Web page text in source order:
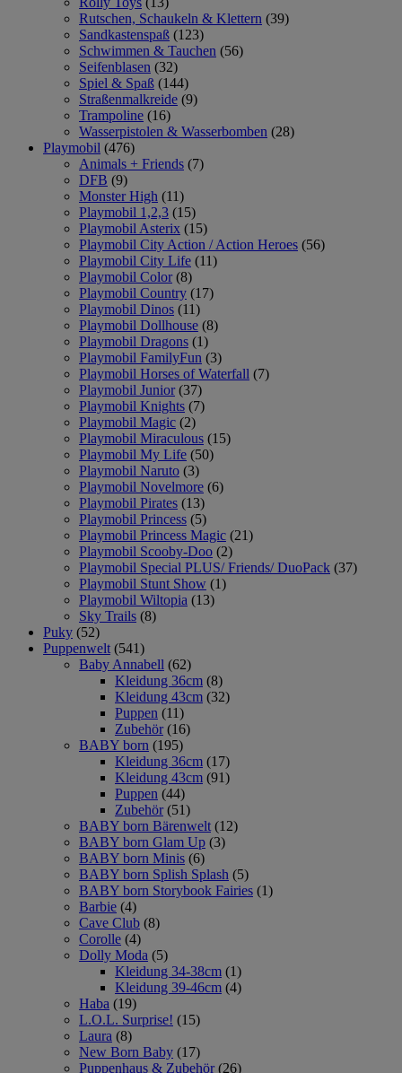
Rutschen, Schaukeln & Klettern (39)
Sandkastenspaß (123)
Schwimmen & Tauchen (56)
Seifenblasen (32)
Spiel & Spaß (144)
Straßenmalkreide (9)
Trampoline (16)
Wasserpistolen & Wasserbomben (28)
Playmobil (476)
Animals + Friends (7)
DFB (9)
Monster High (11)
Playmobil 1,2,3 (15)
Playmobil Asterix (15)
Playmobil City Action / Action Heroes (56)
Playmobil City Life (11)
Playmobil Color (8)
Playmobil Country (17)
Playmobil Dinos (11)
Playmobil Dollhouse (8)
Playmobil Dragons (1)
Playmobil FamilyFun (3)
Playmobil Horses of Waterfall (7)
Playmobil Junior (37)
Playmobil Knights (7)
Playmobil Magic (2)
Playmobil Miraculous (15)
Playmobil My Life (50)
Playmobil Naruto (3)
Playmobil Novelmore (6)
Playmobil Pirates (13)
Playmobil Princess (5)
Playmobil Princess Magic (21)
Playmobil Scooby-Doo (2)
Playmobil Special PLUS/ Friends/ DuoPack (37)
Playmobil Stunt Show (1)
Playmobil Wiltopia (13)
Sky Trails (8)
Puky (52)
Puppenwelt (541)
Baby Annabell (62)
Kleidung 36cm (8)
Kleidung 43cm (32)
Puppen (11)
Zubehör (16)
BABY born (195)
Kleidung 36cm (17)
Kleidung 43cm (91)
Puppen (44)
Zubehör (51)
BABY born Bärenwelt (12)
BABY born Glam Up (3)
BABY born Minis (6)
BABY born Splish Splash (5)
BABY born Storybook Fairies (1)
Barbie (4)
Cave Club (8)
Corolle (4)
Dolly Moda (5)
Kleidung 34-38cm (1)
Kleidung 39-46cm (4)
Haba (19)
L.O.L. Surprise! (15)
Laura (8)
New Born Baby (17)
Puppenhaus & Zubehör (26)